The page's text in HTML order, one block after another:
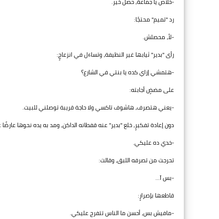
رد "تميم" محتجًا:
-لأ، محصلش.
رأى "بدير" ثيابها غير النظيفة، وتساءل في انزعاجٍ:
-هتمشي إزاي كده يا بنتي في الشارع؟
على مضضٍ أجابته:
-يعني هتصرف، هاشوف تاكسي ولا حاجة قريبة توصلني للبيت.
دون إعادة تفكيرٍ، خلع "بدير" عنه قفطانه الداكن، ومد به يده نحوها
-خدي ده عليكي.
تحرجت من تصرفه اللبق، وقالت:
-بس آ...
قاطعها بإصرارٍ:
-مافيش بس، أحسن ما الناس تتفرج عليكي.